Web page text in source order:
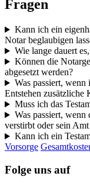
Fragen
Kann ich ein
Notar beglaubigen
Wie lange dauert
Können die
abgesetzt werden?
Was passiert, wenn
Entstehen zusätzliche
Muss ich das
Was passiert, wenn
verstirbt oder sein
Kann ich ein
Vorsorge
Folge uns auf